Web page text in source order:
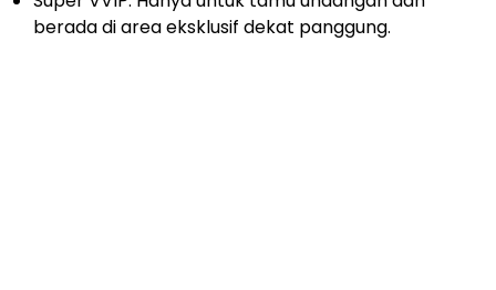
berada di area eksklusif dekat panggung.